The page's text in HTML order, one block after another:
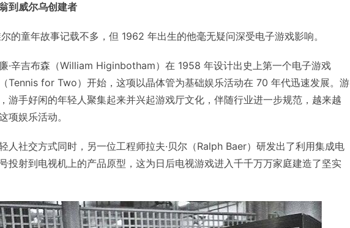
到威尔乌创建者
尔的童年故事记载不多，但 1962 年出生的他毫无疑问深受电子游戏影响。
·辛吉布森（William Higinbotham）在 1958 年设计出史上第一个电子游戏
（Tennis for Two）开始，这项以晶体管为基础娱乐活动在 70 年代迅速发展。游
游手好闲的年轻人聚集起来并兴起游戏厅文化，伴随行业进一步规范，越来越
项娱乐活动。
人社交方式同时，另一位工程师拉夫·贝尔（Ralph Baer）研发出了利用集成电
投射到电视机上的产品原型，这为日后电视游戏进入千千万万家庭建造了坚实